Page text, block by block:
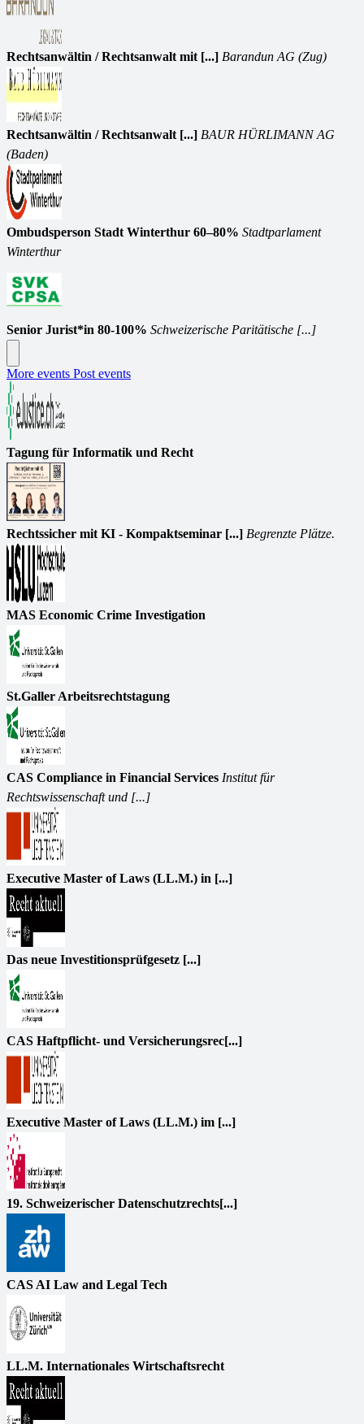
Rechtsanwältin / Rechtsanwalt mit [...] Barandun AG (Zug)
Rechtsanwältin / Rechtsanwalt [...] BAUR HÜRLIMANN AG
(Baden)
Ombudsperson Stadt Winterthur 60–80% Stadtparlament
Winterthur
Senior Jurist*in 80-100% Schweizerische Paritätische [...]
More events Post events
Tagung für Informatik und Recht
Rechtssicher mit KI - Kompaktseminar [...] Begrenzte Plätze.
MAS Economic Crime Investigation
St.Galler Arbeitsrechtstagung
CAS Compliance in Financial Services Institut für
Rechtswissenschaft und [...]
Executive Master of Laws (LL.M.) in [...]
Das neue Investitionsprüfgesetz [...]
CAS Haftpflicht- und Versicherungsrec[...]
Executive Master of Laws (LL.M.) im [...]
19. Schweizerischer Datenschutzrechts[...]
CAS AI Law and Legal Tech
LL.M. Internationales Wirtschaftsrecht